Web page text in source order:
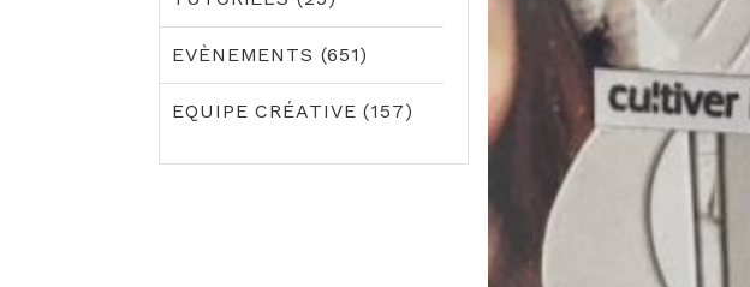
EVÈNEMENTS (651)
EQUIPE CRÉATIVE (157)